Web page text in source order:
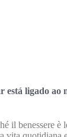
está ligado ao
il benessere è